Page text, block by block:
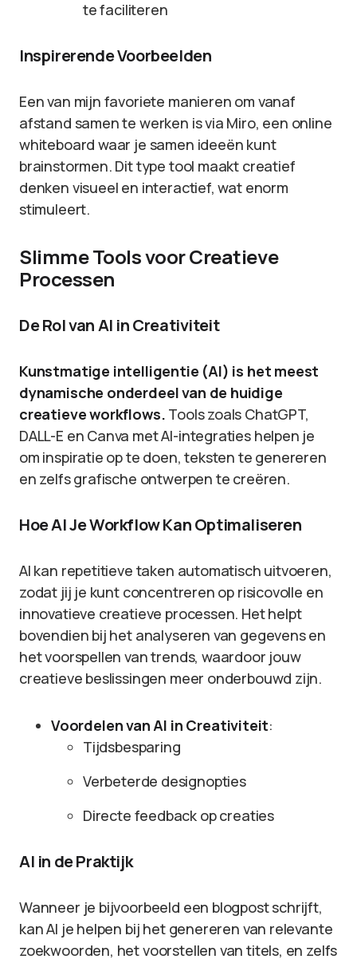
te faciliteren
Inspirerende Voorbeelden
Een van mijn favoriete manieren om vanaf
afstand samen te werken is via Miro, een online
whiteboard waar je samen ideeën kunt
brainstormen. Dit type tool maakt creatief
denken visueel en interactief, wat enorm
stimuleert.
Slimme Tools voor Creatieve
Processen
De Rol van AI in Creativiteit
Kunstmatige intelligentie (AI) is het meest
dynamische onderdeel van de huidige
creatieve workflows. Tools zoals ChatGPT,
DALL-E en Canva met AI-integraties helpen je
om inspiratie op te doen, teksten te genereren
en zelfs grafische ontwerpen te creëren.
Hoe AI Je Workflow Kan Optimaliseren
AI kan repetitieve taken automatisch uitvoeren,
zodat jij je kunt concentreren op risicovolle en
innovatieve creatieve processen. Het helpt
bovendien bij het analyseren van gegevens en
het voorspellen van trends, waardoor jouw
creatieve beslissingen meer onderbouwd zijn.
Voordelen van AI in Creativiteit:
Tijdsbesparing
Verbeterde designopties
Directe feedback op creaties
AI in de Praktijk
Wanneer je bijvoorbeeld een blogpost schrijft,
kan AI je helpen bij het genereren van relevante
zoekwoorden, het voorstellen van titels, en zelfs